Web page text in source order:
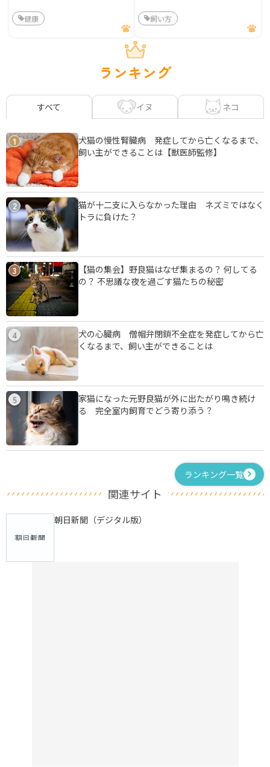
健康 飼い方
ランキング
すべて イヌ ネコ
1
犬猫の慢性腎臓病 発症してから亡くなるまで、
飼い主ができることは【獣医師監修】
2
猫が十二支に入らなかった理由 ネズミではなく
トラに負けた？
3
【猫の集会】野良猫はなぜ集まるの？ 何してる
の？ 不思議な夜を過ごす猫たちの秘密
4
犬の心臓病 僧帽弁閉鎖不全症を発症してから亡
くなるまで、飼い主ができることは
5
家猫になった元野良猫が外に出たがり鳴き続け
る 完全室内飼育でどう寄り添う？
ランキング一覧
関連サイト
朝日新聞（デジタル版）